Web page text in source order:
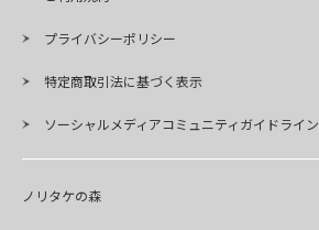
プライバシーポリシー
特定商取引法に基づく表示
ソーシャルメディアコミュニティガイドライン
ノリタケの森